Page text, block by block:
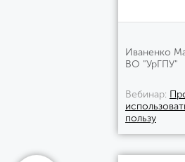
Иваненко
ВО "УрГПУ"
Вебинар
пользу